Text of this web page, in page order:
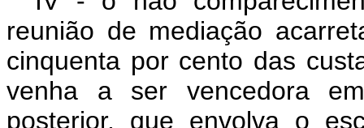
reunião de mediação
cinquenta por cento das
venha a ser vencedora
posterior, que envolva o